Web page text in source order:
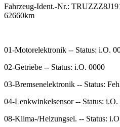
Fahrzeug-Ident.-Nr.:
62660km
01-Motorelektronik -- Status: i.O.
02-Getriebe -- Status: i.O. 0000
03-Bremsenelektronik -- Status:
04-Lenkwinkelsensor -- Status: i.O.
08-Klima-/Heizungsel. -- Status: